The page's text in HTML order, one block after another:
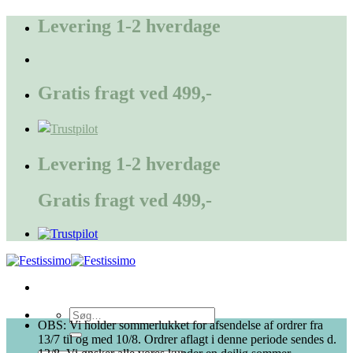
FortsætLevering 1-2 hverdage
Gratis fragt ved 499,-
Levering 1-2 hverdage
Gratis fragt ved 499,-
Søg
efter:
OBS: Vi holder sommerlukket for afsendelse af ordrer fra
13/7 til og med 10/8. Ordrer aflagt i denne periode sendes d.